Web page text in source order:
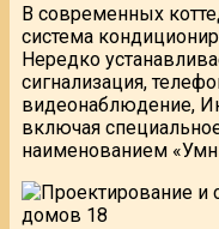
В современных
система
Нередко
сигнализация,
видеонаблюдение,
включая
наименованием